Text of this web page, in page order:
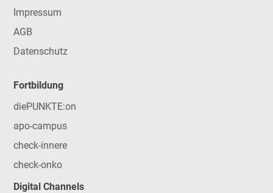
Impressum
AGB
Datenschutz
Fortbildung
diePUNKTE:on
apo-campus
check-innere
check-onko
Digital Channels